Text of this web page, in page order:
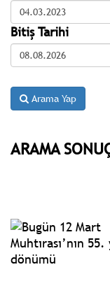
Bitiş Tarihi
Arama Yap
ARAMA